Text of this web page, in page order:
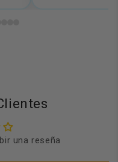
una reseña